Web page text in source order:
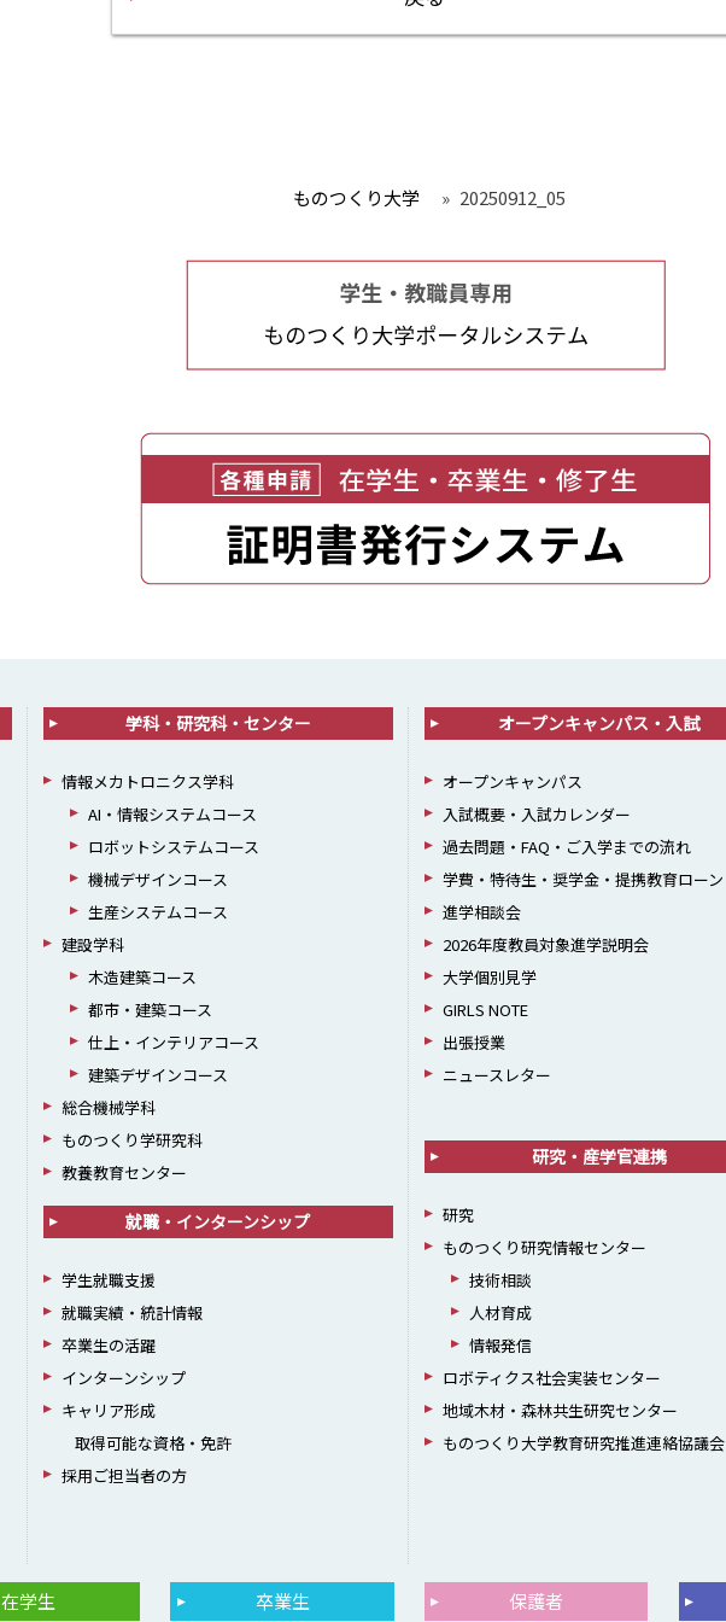
ものつくり大学 » 20250912_05
学科・研究科・センター
情報メカトロニクス学科
AI・情報システムコース
ロボットシステムコース
機械デザインコース
生産システムコース
建設学科
木造建築コース
都市・建築コース
仕上・インテリアコース
建築デザインコース
総合機械学科
ものつくり学研究科
教養教育センター
就職・インターンシップ
学生就職支援
就職実績・統計情報
卒業生の活躍
インターンシップ
キャリア形成
取得可能な資格・免許
採用ご担当者の方
オープンキャンパス・入試
オープンキャンパス
入試概要・入試カレンダー
過去問題・FAQ・ご入学までの流れ
学費・特待生・奨学金・提携教育ローン
進学相談会
2026年度教員対象進学説明会
大学個別見学
GIRLS NOTE
出張授業
ニュースレター
研究・産学官連携
研究
ものつくり研究情報センター
技術相談
人材育成
情報発信
ロボティクス社会実装センター
地域木材・森林共生研究センター
ものつくり大学教育研究推進連絡協議会
在学生 卒業生 保護者